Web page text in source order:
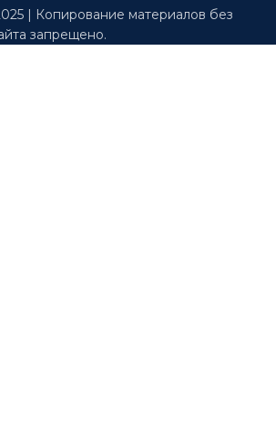
| Копирование материалов без
запрещено.